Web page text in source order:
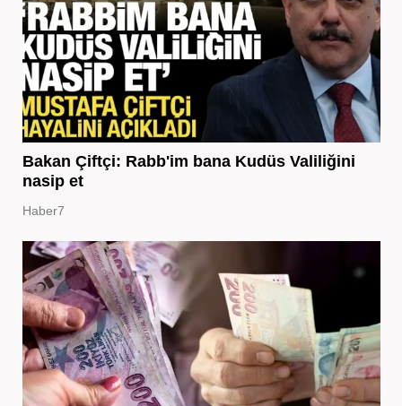
Bakan Çiftçi: Rabb'im bana Kudüs Valiliğini
nasip et
Haber7